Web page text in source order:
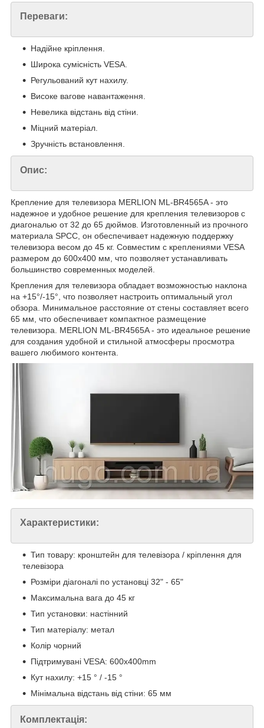
Переваги:
Надійне кріплення.
Широка сумісність VESA.
Регульований кут нахилу.
Високе вагове навантаження.
Невелика відстань від стіни.
Міцний матеріал.
Зручність встановлення.
Опис:
Крепление для телевизора MERLION ML-BR4565A - это
надежное и удобное решение для крепления телевизоров с
диагональю от 32 до 65 дюймов. Изготовленный из прочного
материала SPCC, он обеспечивает надежную поддержку
телевизора весом до 45 кг. Совместим с креплениями VESA
размером до 600x400 мм, что позволяет устанавливать
большинство современных моделей.
Крепления для телевизора обладает возможностью наклона
на +15°/-15°, что позволяет настроить оптимальный угол
обзора. Минимальное расстояние от стены составляет всего
65 мм, что обеспечивает компактное размещение
телевизора. MERLION ML-BR4565A - это идеальное решение
для создания удобной и стильной атмосферы просмотра
вашего любимого контента.
Характеристики:
Тип товару: кронштейн для телевізора / кріплення для
телевізора
Розміри діагоналі по установці 32" - 65"
Максимальна вага до 45 кг
Тип установки: настінний
Тип матеріалу: метал
Колір чорний
Підтримувані VESA: 600х400mm
Кут нахилу: +15 ° / -15 °
Мінімальна відстань від стіни: 65 мм
Комплектація: